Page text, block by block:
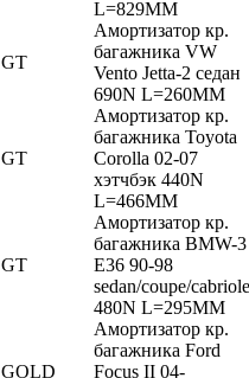
L=829MM
GT
Амортизатор кр.
багажника VW
Vento Jetta-2 седан
690N L=260MM
GT
Амортизатор кр.
багажника Toyota
Corolla 02-07
хэтчбэк 440N
L=466MM
GT
Амортизатор кр.
багажника BMW-3
E36 90-98
sedan/coupe/
480N L=295MM
GOLD
Амортизатор кр.
багажника Ford
Focus II 04-